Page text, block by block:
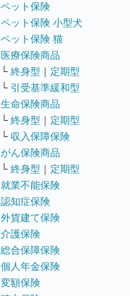
ペット保険
ペット保険 小型犬
ペット保険 猫
医療保険商品
└ 終身型 ｜ 定期型
└ 引受基準緩和型
生命保険商品
└ 終身型 ｜ 定期型
└ 収入保障保険
がん保険商品
└ 終身型 ｜ 定期型
就業不能保険
認知症保険
外貨建て保険
介護保険
総合保障保険
個人年金保険
変額保険